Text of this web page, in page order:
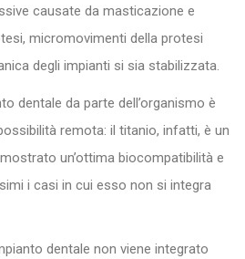
causate da masticazione e
micromovimenti della protesi
degli impianti si sia stabilizzata.
dentale da parte dell’organismo è
remota: il titanio, infatti, è un
un’ottima biocompatibilità e
i casi in cui esso non si integra
dentale non viene integrato